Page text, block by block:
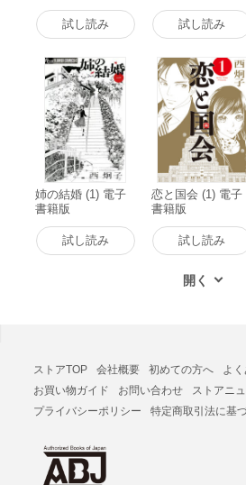
試し読み 試し読み
姉の結婚 (1) 電子
書籍版
試し読み
恋と国会 (1) 電子
書籍版
試し読み
ストアTOP 会社概要 初めての方へ
よ
お買い物ガイド
お問い合わせ
ストアニ
プライバシーポリシー
特定商取引法に基